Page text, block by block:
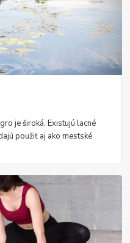
je široká. Existujú lacné
použiť aj ako mestské